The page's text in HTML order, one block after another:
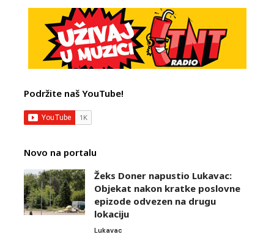
Podržite naš YouTube!
Novo na portalu
Žeks Doner napustio Lukavac:
Objekat nakon kratke poslovne
epizode odvezen na drugu
lokaciju
Lukavac